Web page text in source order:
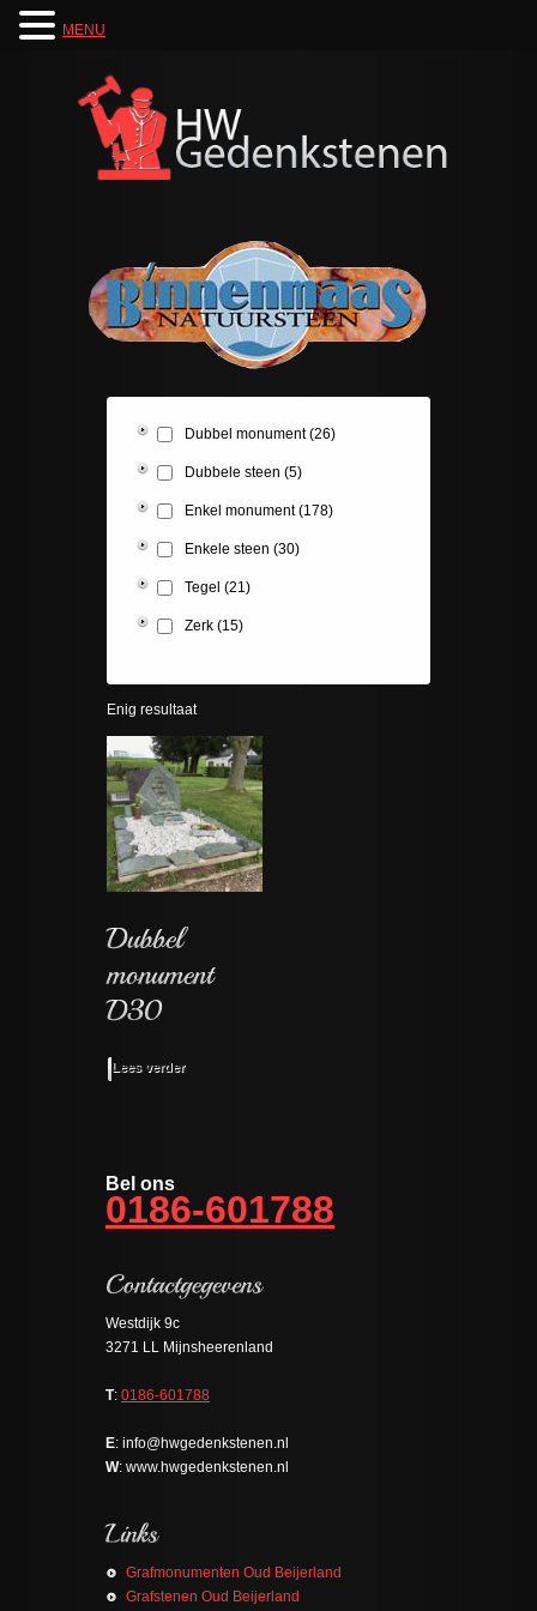
Dubbel monument (26)
Dubbele steen (5)
Enkel monument (178)
Enkele steen (30)
Tegel (21)
Zerk (15)
Enig resultaat
Lees verder
Bel ons
0186-601788
Westdijk 9c
3271 LL Mijnsheerenland
T: 0186-601788
E: info@hwgedenkstenen.nl
W: www.hwgedenkstenen.nl
Grafmonumenten Oud Beijerland
Grafstenen Oud Beijerland
MENU